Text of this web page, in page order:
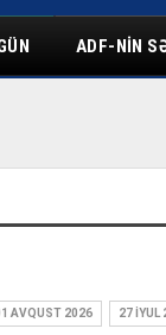
ADF-NIN
AVQUST 2026 27 İYUL